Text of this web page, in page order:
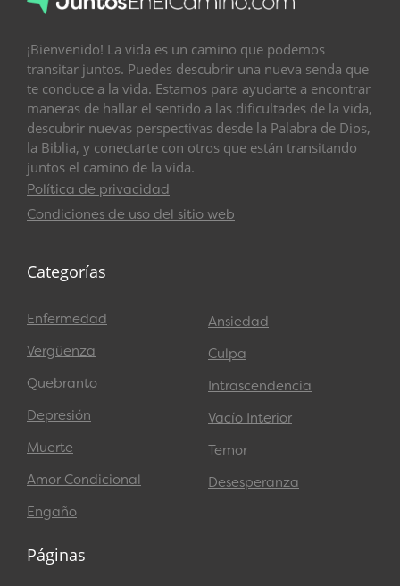
¡Bienvenido! La vida es un camino que podemos
transitar juntos. Puedes descubrir una nueva senda que
te conduce a la vida. Estamos para ayudarte a encontrar
maneras de hallar el sentido a las dificultades de la vida,
descubrir nuevas perspectivas desde la Palabra de Dios,
la Biblia, y conectarte con otros que están transitando
juntos el camino de la vida.
Política de privacidad
Condiciones de uso del sitio web
Categorías
Enfermedad
Vergüenza
Quebranto
Depresión
Muerte
Amor Condicional
Engaño
Ansiedad
Culpa
Intrascendencia
Vacío Interior
Temor
Desesperanza
Páginas